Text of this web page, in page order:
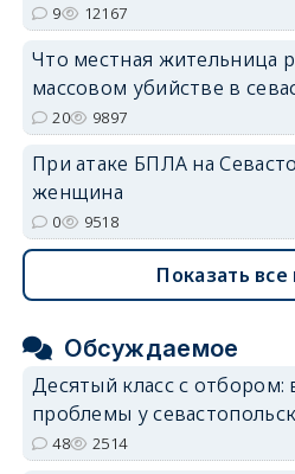
9 12167
Что местная жительница
массовом убийстве в
20 9897
При атаке БПЛА на
женщина
0 9518
Показать все
Обсуждаемое
Десятый класс с отбором:
проблемы у
48 2514